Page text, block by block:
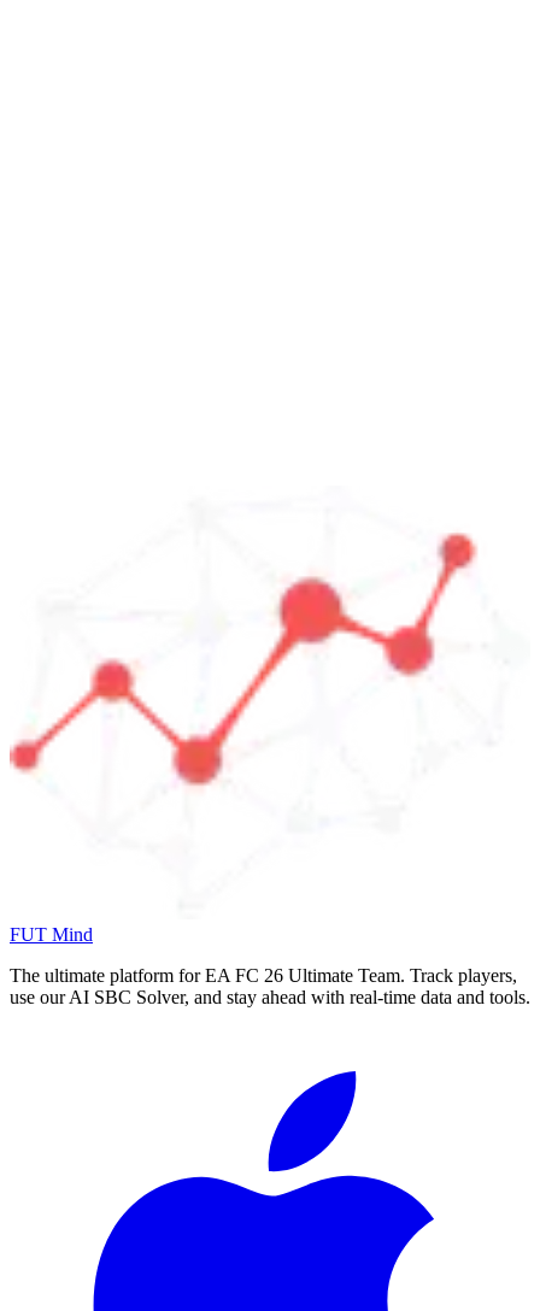
FUT Mind
The ultimate platform for EA FC 26 Ultimate Team. Track players,
use our AI SBC Solver, and stay ahead with real-time data and tools.